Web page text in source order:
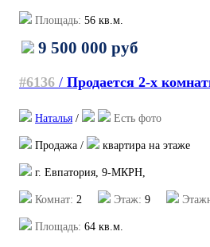
Площадь: 56 кв.м.
9 500 000 руб
#6136 / Продается 2-х
Наталья / Есть фото
Продажа / квартира на этаже
г. Евпатория, 9-МКРН,
Комнат: 2 Этаж: 9
Площадь: 64 кв.м.